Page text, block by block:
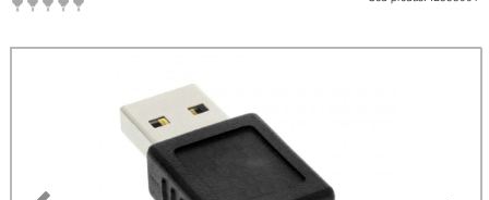
Fii primul care scrie un review